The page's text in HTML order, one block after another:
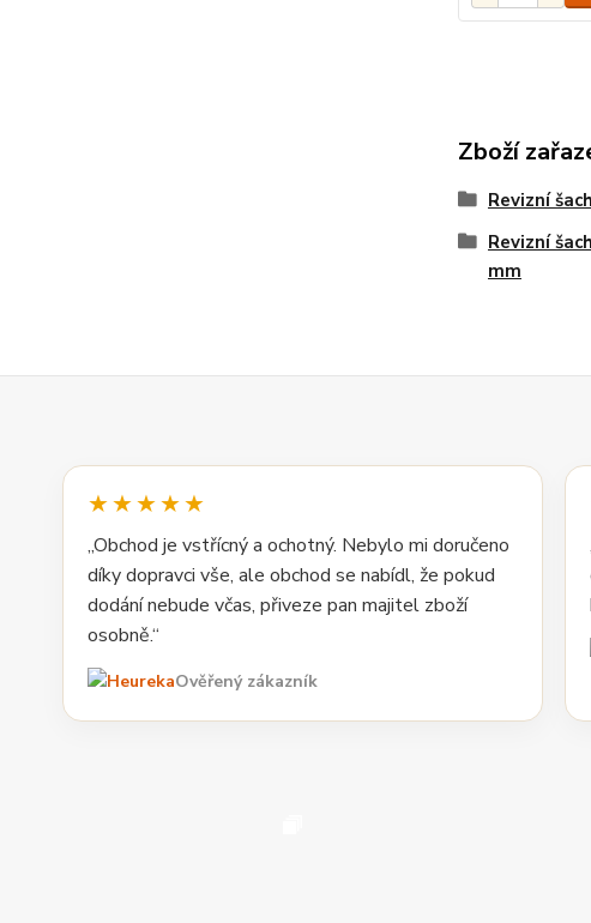
Zboží
Revizní
Revizní
mm
★★★★★
„Obchod je vstřícný a ochotný. Nebylo mi doručeno
díky dopravci vše, ale obchod se nabídl, že pokud
dodání nebude včas, přiveze pan majitel zboží
osobně.“
Ověřený zákazník